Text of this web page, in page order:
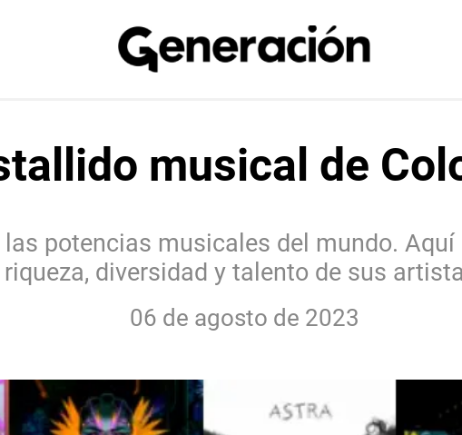
musical de
potencias musicales del mundo.
riqueza, diversidad y talento de sus
06 de agosto de 2023